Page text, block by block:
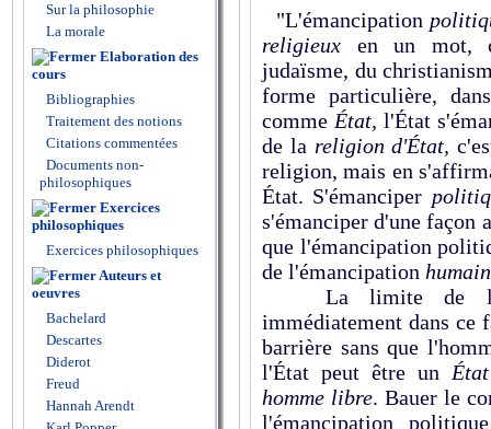
Sur la philosophie
La morale
Elaboration des
cours
Bibliographies
Traitement des notions
Citations commentées
Documents non-
philosophiques
Exercices
philosophiques
Exercices philosophiques
Auteurs et
oeuvres
Bachelard
Descartes
Diderot
Freud
Hannah Arendt
"L'émancipation
religieux en un mot,
judaïsme, du
forme particulière,
comme État, l'État
de la religion d'État,
religion, mais en
État. S'émanciper
s'éman­ciper d'une façon
que l'émancipation
de l'émancipation
La limite de
immédiatement dans ce
barrière sans que
l'État peut être un
homme libre. Bauer le
l'émancipation